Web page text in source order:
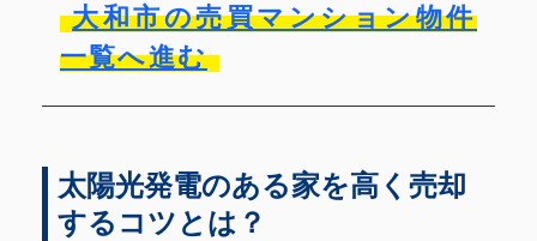
大和市の売買マンション物件
一覧へ進む
太陽光発電のある家を高く売却
するコツとは？